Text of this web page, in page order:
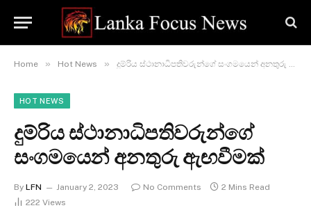
Home » Hot News » දුම්රිය ස්ථානාධිපතිවරුන්ගේ සංගමයෙන් අනතුරු ඇඟවීමක්
HOT NEWS
දුම්රිය ස්ථානාධිපතිවරුන්ගේ
සංගමයෙන් අනතුරු ඇඟවීමක්
By LFN January 2, 2023 No Comments
2 Mins Read
222 Views